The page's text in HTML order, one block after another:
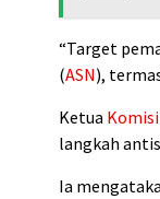
“Target
(ASN),
Ketua Komisi
langkah
Ia